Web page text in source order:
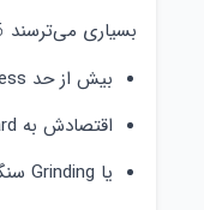
بسیاری می‌ترسند GTA 6:
بیش از حد Pay-to-Progress شود
اقتصادش به Shark Card وابسته باشد
یا Grinding سنگینی داشته باشد